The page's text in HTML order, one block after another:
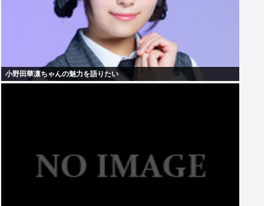
小野田華凛ちゃんの魅力を語りたい